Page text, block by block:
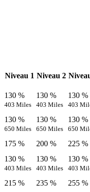
Niveau 1 Niveau 2
130 %
403 Miles
130 %
403 Miles
130 %
403
130 %
650 Miles
130 %
650 Miles
130 %
650
175 % 200 %
225 %
130 %
403 Miles
130 %
403 Miles
130 %
403
215 % 235 % 255 %